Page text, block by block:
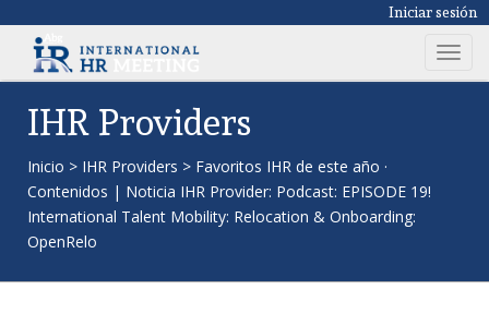
Iniciar sesión
T
o
i
IHR Providers
Inicio > IHR Providers > Favoritos IHR de este año ·
Contenidos | Noticia IHR Provider: Podcast: EPISODE 19!
International Talent Mobility: Relocation & Onboarding:
OpenRelo